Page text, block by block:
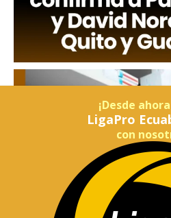
¡Desde
LigaPro
con